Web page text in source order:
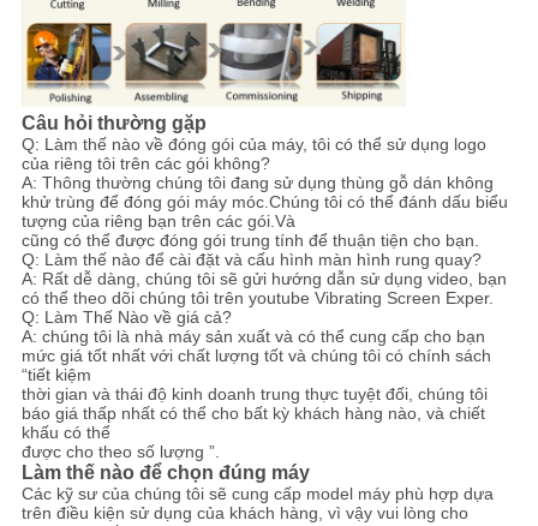
Câu hỏi thường gặp
Q: Làm thế nào về đóng gói của máy, tôi có thể sử dụng logo
của riêng tôi trên các gói không?
A: Thông thường chúng tôi đang sử dụng thùng gỗ dán không
khử trùng để đóng gói máy móc.Chúng tôi có thể đánh dấu biểu
tượng của riêng bạn trên các gói.Và
cũng có thể được đóng gói trung tính để thuận tiện cho bạn.
Q: Làm thế nào để cài đặt và cấu hình màn hình rung quay?
A: Rất dễ dàng, chúng tôi sẽ gửi hướng dẫn sử dụng video, bạn
có thể theo dõi chúng tôi trên youtube Vibrating Screen Exper.
Q: Làm Thế Nào về giá cả?
A: chúng tôi là nhà máy sản xuất và có thể cung cấp cho bạn
mức giá tốt nhất với chất lượng tốt và chúng tôi có chính sách
“tiết kiệm
thời gian và thái độ kinh doanh trung thực tuyệt đối, chúng tôi
báo giá thấp nhất có thể cho bất kỳ khách hàng nào, và chiết
khấu có thể
được cho theo số lượng ”.
Làm thế nào để chọn đúng máy
Các kỹ sư của chúng tôi sẽ cung cấp model máy phù hợp dựa
trên điều kiện sử dụng của khách hàng, vì vậy vui lòng cho